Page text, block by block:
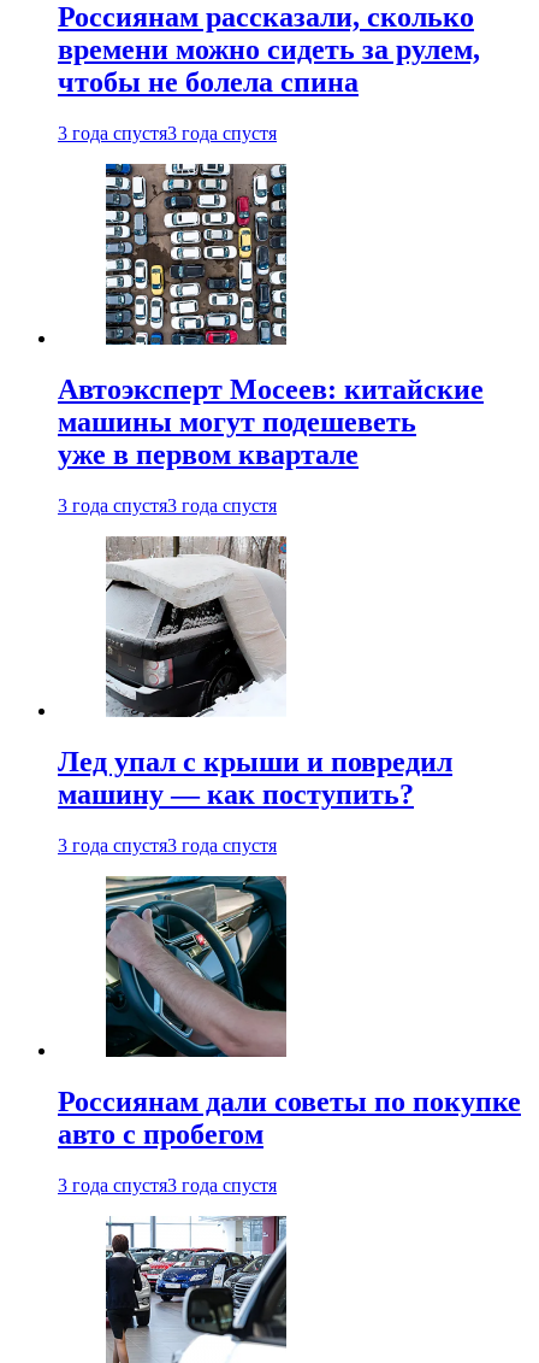
Россиянам рассказали, сколько
времени можно сидеть за рулем,
чтобы не болела спина
3 года спустя3 года спустя
Автоэксперт Мосеев: китайские
машины могут подешеветь
уже в первом квартале
3 года спустя3 года спустя
Лед упал с крыши и повредил
машину — как поступить?
3 года спустя3 года спустя
Россиянам дали советы по покупке
авто с пробегом
3 года спустя3 года спустя